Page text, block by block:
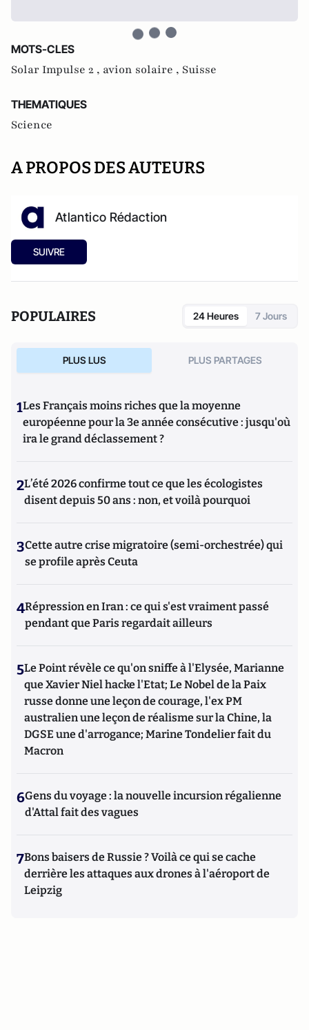
MOTS-CLES
Solar Impulse 2 , avion solaire , Suisse
THEMATIQUES
Science
A PROPOS DES AUTEURS
Atlantico Rédaction
SUIVRE
POPULAIRES 24 Heures 7 Jours
PLUS LUS PLUS PARTAGES
1Les Français moins riches que la moyenne
européenne pour la 3e année consécutive : jusqu'où
ira le grand déclassement ?
2L’été 2026 confirme tout ce que les écologistes
disent depuis 50 ans : non, et voilà pourquoi
3Cette autre crise migratoire (semi-orchestrée) qui
se profile après Ceuta
4Répression en Iran : ce qui s'est vraiment passé
pendant que Paris regardait ailleurs
5Le Point révèle ce qu'on sniffe à l'Elysée, Marianne
que Xavier Niel hacke l'Etat; Le Nobel de la Paix
russe donne une leçon de courage, l'ex PM
australien une leçon de réalisme sur la Chine, la
DGSE une d'arrogance; Marine Tondelier fait du
Macron
6Gens du voyage : la nouvelle incursion régalienne
d'Attal fait des vagues
7Bons baisers de Russie ? Voilà ce qui se cache
derrière les attaques aux drones à l'aéroport de
Leipzig